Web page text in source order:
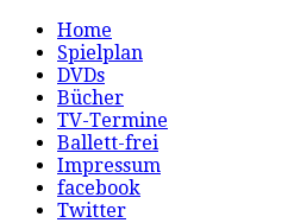
Home
Spielplan
DVDs
Bücher
TV-Termine
Ballett-frei
Impressum
facebook
Twitter